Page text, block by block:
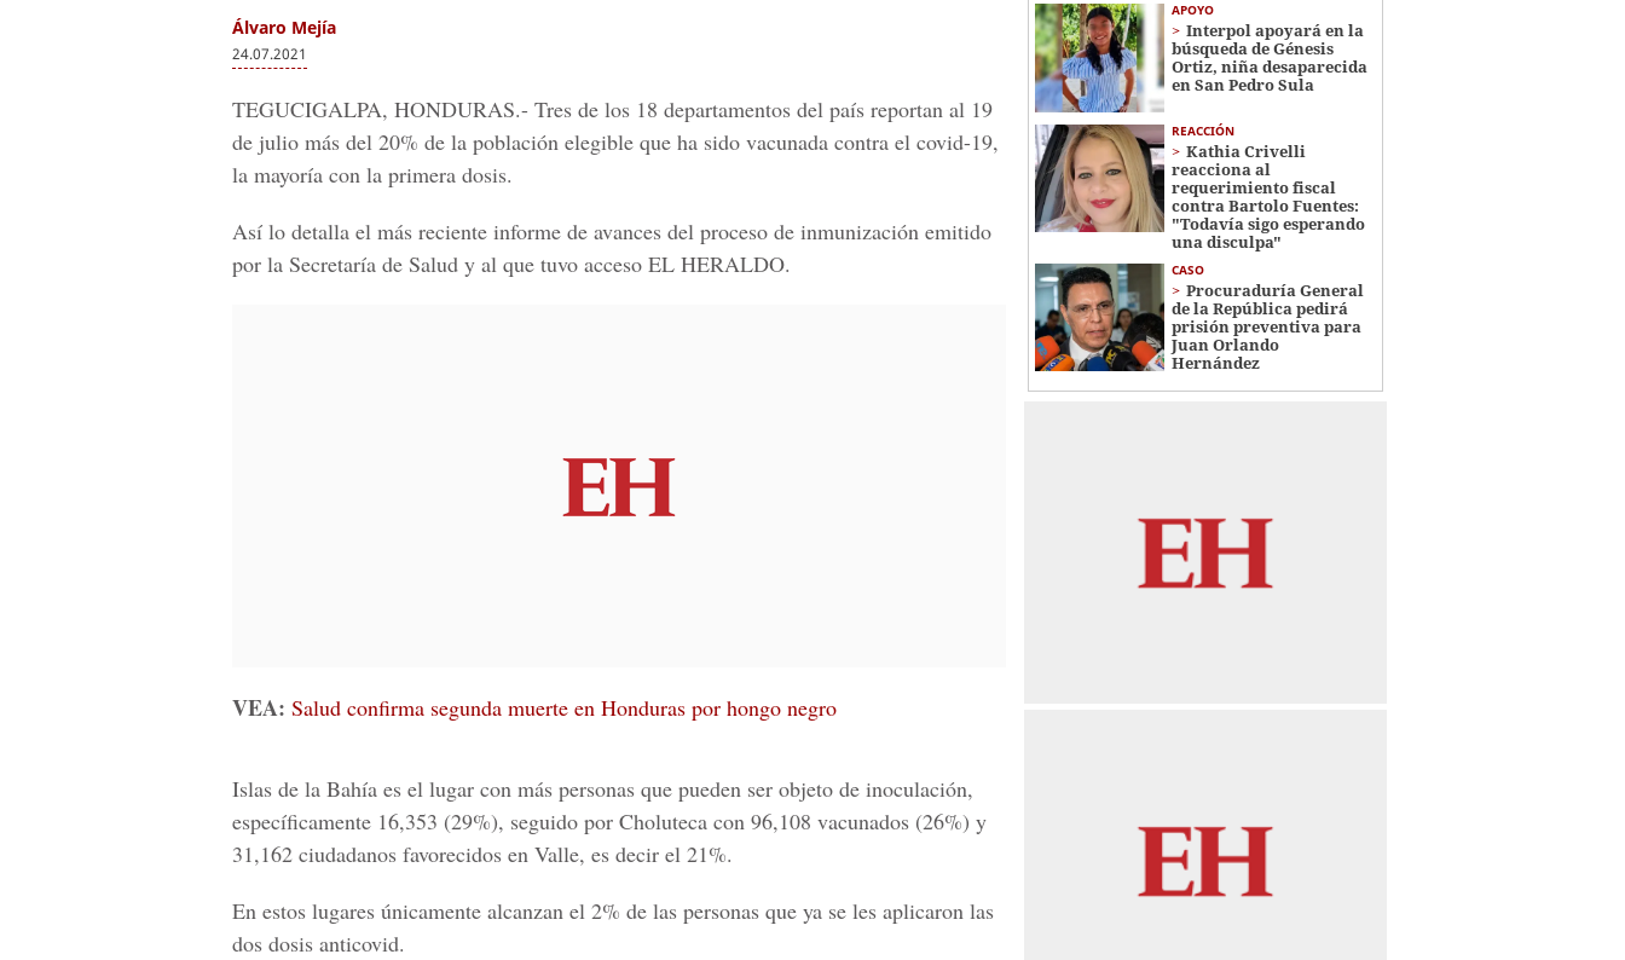
Álvaro Mejía
24.07.2021
TEGUCIGALPA, HONDURAS.- Tres de los 18 departamentos del país reportan al 19
de julio más del 20% de la población elegible que ha sido vacunada contra el covid-19,
la mayoría con la primera dosis.
Así lo detalla el más reciente informe de avances del proceso de inmunización emitido
por la Secretaría de Salud y al que tuvo acceso EL HERALDO.
VEA: Salud confirma segunda muerte en Honduras por hongo negro
Islas de la Bahía es el lugar con más personas que pueden ser objeto de inoculación,
específicamente 16,353 (29%), seguido por Choluteca con 96,108 vacunados (26%) y
31,162 ciudadanos favorecidos en Valle, es decir el 21%.
En estos lugares únicamente alcanzan el 2% de las personas que ya se les aplicaron las
dos dosis anticovid.
APOYO
Interpol apoyará en la
búsqueda de Génesis
Ortiz, niña desaparecida
en San Pedro Sula
REACCIÓN
Kathia Crivelli
reacciona al
requerimiento fiscal
contra Bartolo Fuentes:
"Todavía sigo esperando
una disculpa"
CASO
Procuraduría General
de la República pedirá
prisión preventiva para
Juan Orlando
Hernández